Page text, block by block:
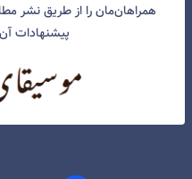
همراهان‌مان را از طریق نشر
پیشنهادات